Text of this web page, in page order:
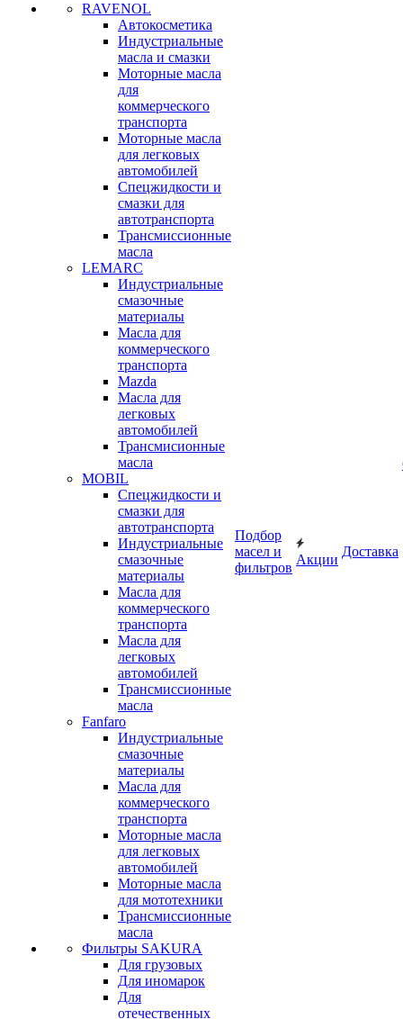
RAVENOL
Автокосметика
Индустриальные
масла и смазки
Моторные масла
для
коммерческого
транспорта
Моторные масла
для легковых
автомобилей
Спецжидкости и
смазки для
автотранспорта
Трансмиссионные
масла
LEMARC
Индустриальные
смазочные
материалы
Масла для
коммерческого
транспорта
Mazda
Масла для
легковых
автомобилей
Трансмисионные
масла
MOBIL
Cпецжидкости и
смазки для
автотранспорта
Индустриальные
смазочные
материалы
Масла для
коммерческого
транспорта
Масла для
легковых
автомобилей
Трансмиссионные
масла
Fanfaro
Индустриальные
смазочные
материалы
Масла для
коммерческого
транспорта
Моторные масла
для легковых
автомобилей
Моторные масла
для мототехники
Трансмиссионные
масла
Фильтры SAKURA
Для грузовых
Для иномарок
Для
отечественных
Подбор
масел и
фильтров
Акции
Доставка